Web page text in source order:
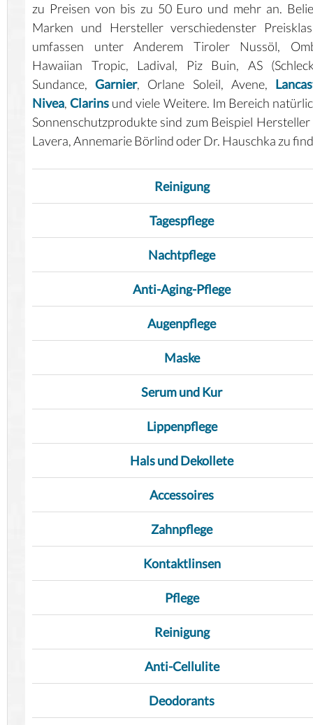
zu Preisen von bis zu 50 Euro und mehr an.
Marken und Hersteller verschiedenster
umfassen unter Anderem Tiroler Nussöl,
Hawaiian Tropic, Ladival, Piz Buin, AS
Sundance,Garnier, Orlane Soleil, Avene,
Nivea,Clarins und viele Weitere. Im Bereich
Sonnenschutzprodukte sind zum Beispiel Hersteller
Lavera, Annemarie Börlind oder Dr. Hauschka zu
Reinigung
Tagespflege
Nachtpflege
Anti-Aging-Pflege
Augenpflege
Maske
Serum und Kur
Lippenpflege
Hals und Dekollete
Accessoires
Zahnpflege
Kontaktlinsen
Pflege
Reinigung
Anti-Cellulite
Deodorants